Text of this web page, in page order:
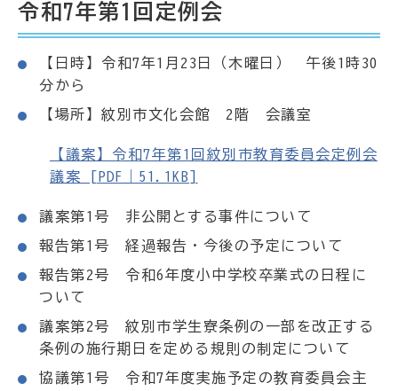
令和7年第1回定例会
【日時】令和7年1月23日（木曜日） 午後1時30
分から
【場所】紋別市文化会館 2階 会議室
【議案】令和7年第1回紋別市教育委員会定例会
議案 [PDF｜51.1KB]
議案第1号 非公開とする事件について
報告第1号 経過報告・今後の予定について
報告第2号 令和6年度小中学校卒業式の日程に
ついて
議案第2号 紋別市学生寮条例の一部を改正する
条例の施行期日を定める規則の制定について
協議第1号 令和7年度実施予定の教育委員会主